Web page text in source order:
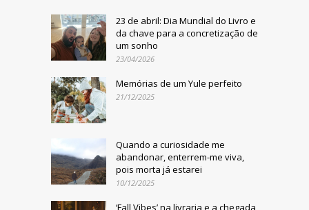
23 de abril: Dia Mundial do Livro e
da chave para a concretização de
um sonho
23/04/2026
Memórias de um Yule perfeito
21/12/2025
Quando a curiosidade me
abandonar, enterrem-me viva,
pois morta já estarei
10/12/2025
‘Fall Vibes’ na livraria e a chegada